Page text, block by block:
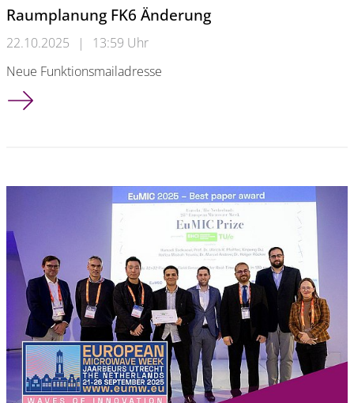
Raumplanung FK6 Änderung
22.10.2025 |
13:59 Uhr
Neue Funktionsmailadresse
Raumplanung FK6 Änderung